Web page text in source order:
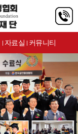
| 자료실 | 커뮤니티